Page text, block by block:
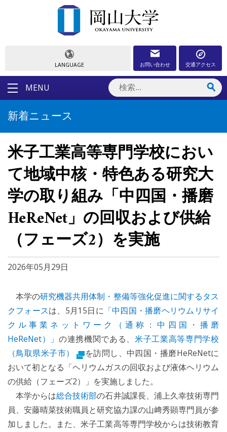
LANGUAGE お問い合わせ 交通アクセス
MENU
新着ニュース
米子工業高等専門学校におい
て地域中核・特色ある研究大
学の取り組み「中四国・播磨
HeReNet」の回収および供給
（フェーズ2）を実施
2026年05月29日
本学の研究機器共用体制・整備等強化促進に関するタス
クフォースは、5月15日に 「中四国・播磨ヘリウムリサイ
クル事業ネットワーク（通称：中四国・播磨
HeReNet）」 の連携機関である、 米子工業高等専門学校
（鳥取県米子市）
を訪問し、中四国・播磨HeReNetに
おいて初となる「ヘリウムガスの回収および液体ヘリウム
の供給（フェーズ2）」を実施しました。
本学からは総合技術部の石井誠課長、浦上久幸技術専門
員、安藤晴菜技術職員と研究協力課の山﨑秀顕専門員が参
加しました。また、米子工業高等専門学校からは技術教育